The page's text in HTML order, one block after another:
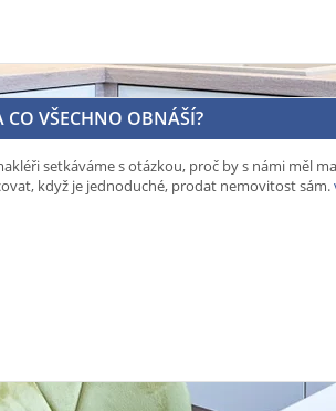
CO VŠECHNO OBNÁŠÍ?
setkáváme s otázkou, proč by s námi měl
když je jednoduché, prodat nemovitost sám.